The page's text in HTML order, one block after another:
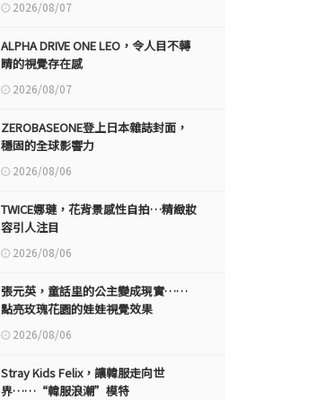
2026/08/07
ALPHA DRIVE ONE LEO，令人目不轉
睛的視覺存在感
2026/08/07
ZEROBASEONE登上日本雜誌封面，
穩固的全球影響力
2026/08/06
TWICE娜璉，花背景感性自拍…精緻妝
容引人注目
2026/08/06
張元英，童話里的公主變成現實……
點亮玫瑰花園的娃娃視覺效果
2026/08/06
Stray Kids Felix，讓韓服走向世
界……“韓服浪潮”模特